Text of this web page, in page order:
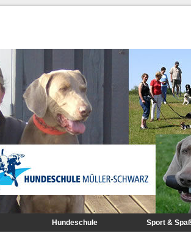
Hundeschule Sport &